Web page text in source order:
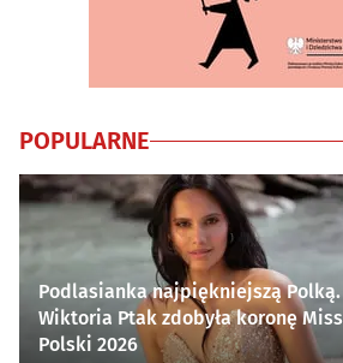
POPULARNE
Podlasianka najpiękniejszą Polką.
Wiktoria Ptak zdobyła koronę Miss
Polski 2026